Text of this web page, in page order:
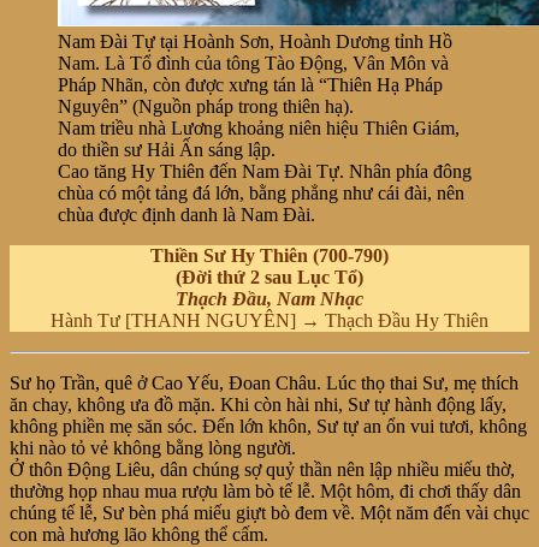
Nam Đài Tự tại Hoành Sơn, Hoành Dương tỉnh Hồ
Nam. Là Tổ đình của tông Tào Động, Vân Môn và
Pháp Nhãn, còn được xưng tán là “Thiên Hạ Pháp
Nguyên” (Nguồn pháp trong thiên hạ).
Nam triều nhà Lương khoảng niên hiệu Thiên Giám,
do thiền sư Hải Ấn sáng lập.
Cao tăng Hy Thiên đến Nam Đài Tự. Nhân phía đông
chùa có một tảng đá lớn, bằng phẳng như cái đài, nên
chùa được định danh là Nam Đài.
Thiền Sư Hy Thiên (700-790)
(Đời thứ 2 sau Lục Tổ)
Thạch Đầu, Nam Nhạc
Hành Tư [THANH NGUYÊN] → Thạch Đầu Hy Thiên
Sư họ Trần, quê ở Cao Yếu, Đoan Châu. Lúc thọ thai Sư, mẹ thích
ăn chay, không ưa đồ mặn. Khi còn hài nhi, Sư tự hành động lấy,
không phiền mẹ săn sóc. Đến lớn khôn, Sư tự an ổn vui tươi, không
khi nào tỏ vẻ không bằng lòng người.
Ở thôn Động Liêu, dân chúng sợ quỷ thần nên lập nhiều miếu thờ,
thường họp nhau mua rượu làm bò tế lễ. Một hôm, đi chơi thấy dân
chúng tế lễ, Sư bèn phá miếu giựt bò đem về. Một năm đến vài chục
con mà hương lão không thể cấm.